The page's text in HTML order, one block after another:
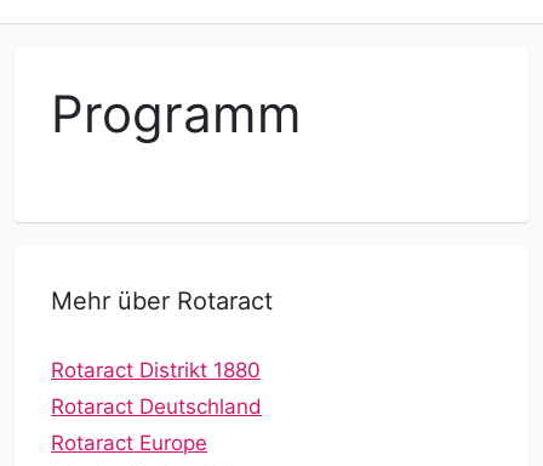
Programm
Mehr über Rotaract
Rotaract Distrikt 1880
Rotaract Deutschland
Rotaract Europe